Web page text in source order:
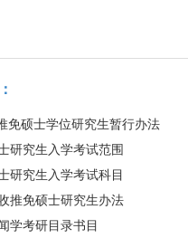
免硕士学位研究生暂行办法
研究生入学考试范围
研究生入学考试科目
推免硕士研究生办法
学考研目录书目